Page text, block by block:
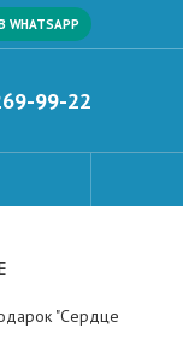
99-22
"Сердце